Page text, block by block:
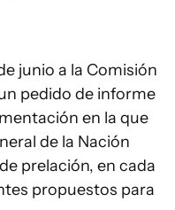
junio a la Comisión
pedido de informe
en la que
de la Nación
prelación, en cada
propuestos para